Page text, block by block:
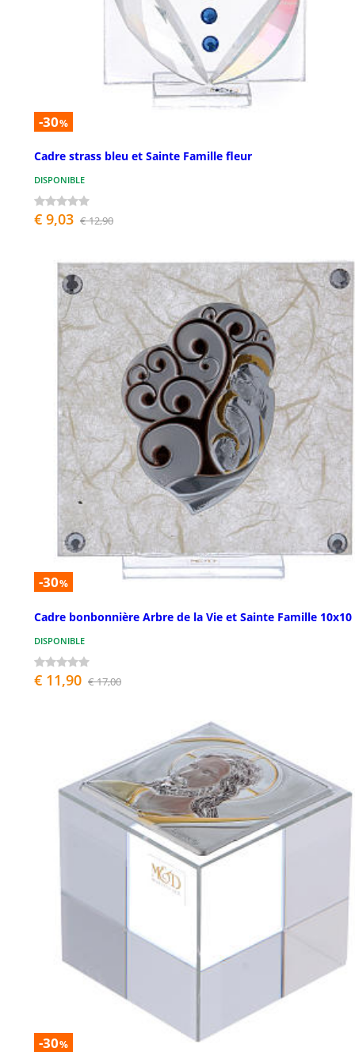
-30%
Cadre strass bleu et Sainte Famille fleur
DISPONIBLE
€ 9,03 € 12,90
-30%
Cadre bonbonnière Arbre de la Vie et Sainte Famille 10x10
DISPONIBLE
€ 11,90 € 17,00
-30%